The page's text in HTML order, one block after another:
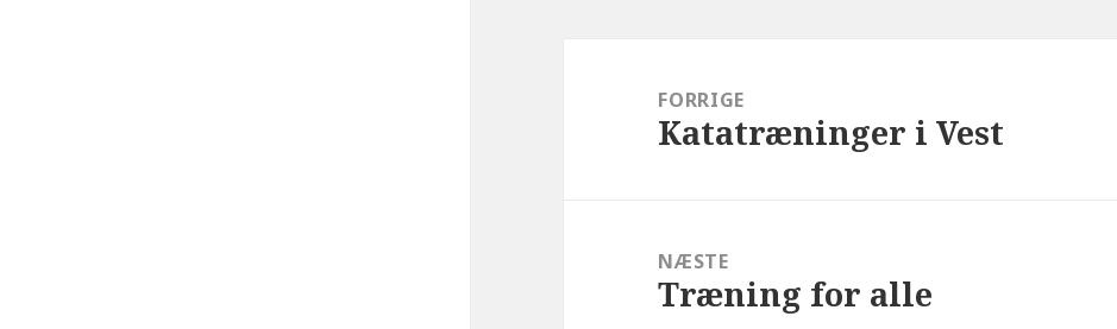
FORRIGE
Forrige
Katatræninger i Vest
NÆSTE
Næste
Træning for alle